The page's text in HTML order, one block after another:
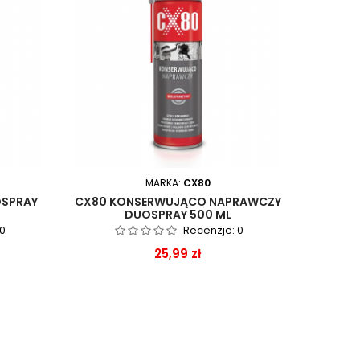
0
MARKA: CX80
CX80 KONSERWUJĄCO NAPRAWCZY
DUOSPRAY 500 ML
Recenzje: 0
Cena
25,99 zł